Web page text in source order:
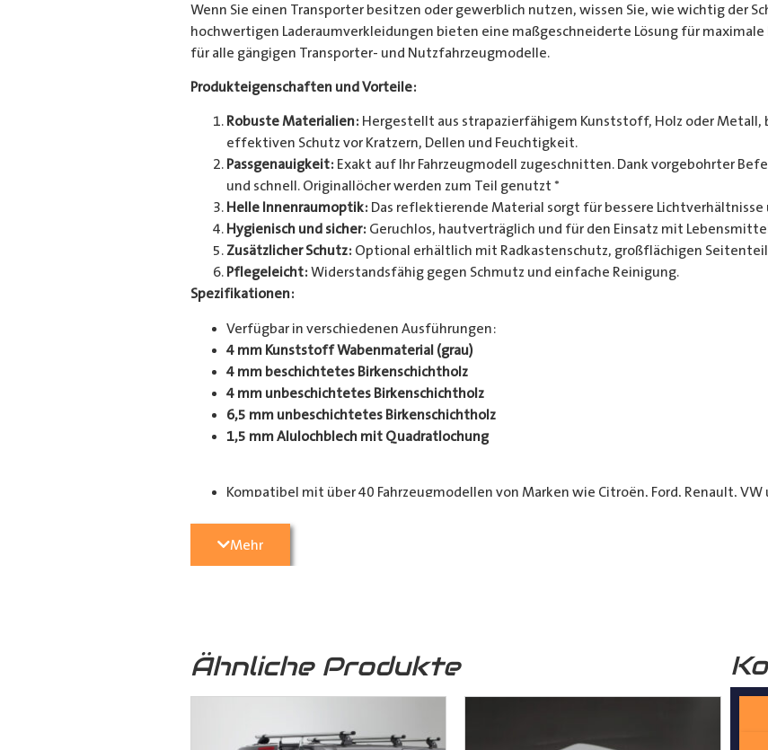
Wenn Sie einen Transporter besitzen oder gewerblich nutzen, wissen Sie, wie wichtig der
hochwertigen Laderaumverkleidungen bieten eine maßgeschneiderte Lösung für
für alle gängigen Transporter- und Nutzfahrzeugmodelle.
Produkteigenschaften und Vorteile:
Robuste Materialien: Hergestellt aus strapazierfähigem Kunststoff, Holz oder Metall,
effektiven Schutz vor Kratzern, Dellen und Feuchtigkeit.
Passgenauigkeit: Exakt auf Ihr Fahrzeugmodell zugeschnitten. Dank vorgebohrter
und schnell. Originallöcher werden zum Teil genutzt *
Helle Innenraumoptik: Das reflektierende Material sorgt für bessere
Hygienisch und sicher: Geruchlos, hautverträglich und für den Einsatz mit
Zusätzlicher Schutz: Optional erhältlich mit Radkastenschutz, großflächigen
Pflegeleicht: Widerstandsfähig gegen Schmutz und einfache Reinigung.
Spezifikationen:
Verfügbar in verschiedenen Ausführungen:
4 mm Kunststoff Wabenmaterial (grau)
4 mm beschichtetes Birkenschichtholz
4 mm unbeschichtetes Birkenschichtholz
6,5 mm unbeschichtetes Birkenschichtholz
1,5 mm Alulochblech mit Quadratlochung
Kompatibel mit über 40 Fahrzeugmodellen von Marken wie Citroën, Ford, Renault,
Perfekt geeignet für Handwerker, Kurier- und Lieferdienste sowie Transportunternehmen.
Schutz für Ihren Laderaum, wodurch Ihr Fahrzeug länger in Top-Zustand bleibt.
Fensterteile:
Mehr
Ähnliche Produkte